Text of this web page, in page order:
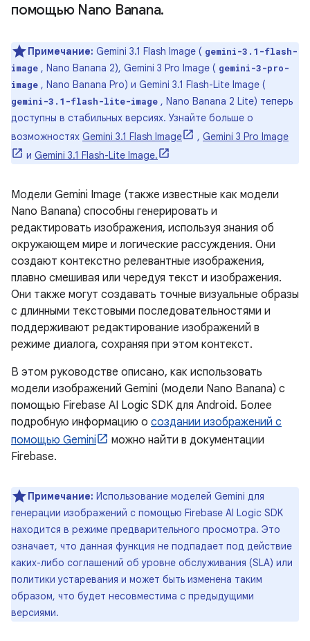
помощью Nano Banana.
Примечание: Gemini 3.1 Flash Image ( gemini-3.1-flash-
image , Nano Banana 2), Gemini 3 Pro Image ( gemini-3-pro-
image , Nano Banana Pro) и Gemini 3.1 Flash-Lite Image (
gemini-3.1-flash-lite-image , Nano Banana 2 Lite) теперь
доступны в стабильных версиях. Узнайте больше о
возможностях Gemini 3.1 Flash Image , Gemini 3 Pro Image
и Gemini 3.1 Flash-Lite Image.
Модели Gemini Image (также известные как модели
Nano Banana) способны генерировать и
редактировать изображения, используя знания об
окружающем мире и логические рассуждения. Они
создают контекстно релевантные изображения,
плавно смешивая или чередуя текст и изображения.
Они также могут создавать точные визуальные образы
с длинными текстовыми последовательностями и
поддерживают редактирование изображений в
режиме диалога, сохраняя при этом контекст.
В этом руководстве описано, как использовать
модели изображений Gemini (модели Nano Banana) с
помощью Firebase AI Logic SDK для Android. Более
подробную информацию о создании изображений с
помощью Gemini
можно найти в документации
Firebase.
Примечание: Использование моделей Gemini для
генерации изображений с помощью Firebase AI Logic SDK
находится в режиме предварительного просмотра. Это
означает, что данная функция не подпадает под действие
каких-либо соглашений об уровне обслуживания (SLA) или
политики устаревания и может быть изменена таким
образом, что будет несовместима с предыдущими
версиями.